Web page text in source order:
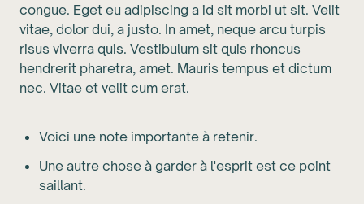
congue. Eget eu adipiscing a id sit morbi ut sit. Velit
vitae, dolor dui, a justo. In amet, neque arcu turpis
risus viverra quis. Vestibulum sit quis rhoncus
hendrerit pharetra, amet. Mauris tempus et dictum
nec. Vitae et velit cum erat.
Voici une note importante à retenir.
Une autre chose à garder à l'esprit est ce point
saillant.